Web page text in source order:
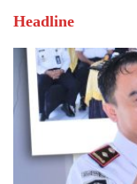
Headline